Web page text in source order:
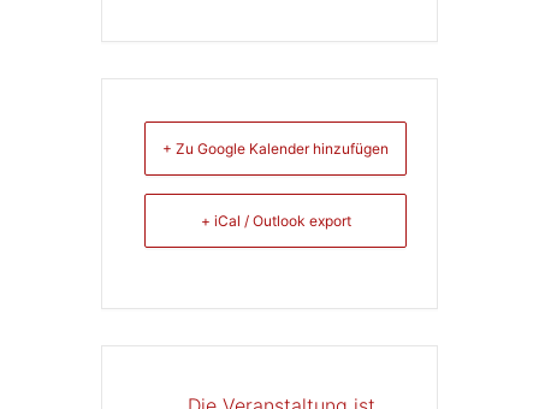
+ Zu Google Kalender hinzufügen
+ iCal / Outlook export